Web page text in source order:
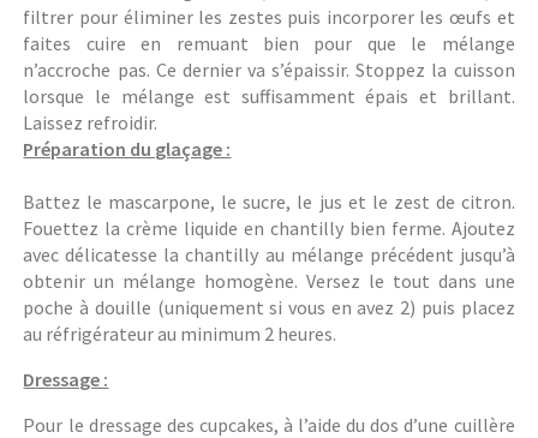
filtrer pour éliminer les zestes puis incorporer les œufs et
faites cuire en remuant bien pour que le mélange
n’accroche pas. Ce dernier va s’épaissir. Stoppez la cuisson
lorsque le mélange est suffisamment épais et brillant.
Laissez refroidir.
Préparation du glaçage :
Battez le mascarpone, le sucre, le jus et le zest de citron.
Fouettez la crème liquide en chantilly bien ferme. Ajoutez
avec délicatesse la chantilly au mélange précédent jusqu’à
obtenir un mélange homogène. Versez le tout dans une
poche à douille (uniquement si vous en avez 2) puis placez
au réfrigérateur au minimum 2 heures.
Dressage :
Pour le dressage des cupcakes, à l’aide du dos d’une cuillère